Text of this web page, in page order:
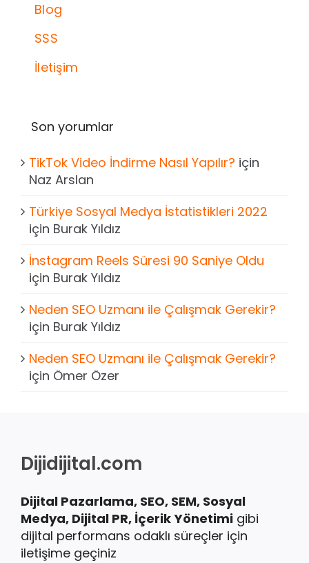
Blog
SSS
İletişim
Son yorumlar
TikTok Video İndirme Nasıl Yapılır? için
Naz Arslan
Türkiye Sosyal Medya İstatistikleri 2022
için Burak Yıldız
İnstagram Reels Süresi 90 Saniye Oldu
için Burak Yıldız
Neden SEO Uzmanı ile Çalışmak Gerekir?
için Burak Yıldız
Neden SEO Uzmanı ile Çalışmak Gerekir?
için Ömer Özer
Dijidijital.com
Dijital Pazarlama, SEO, SEM, Sosyal
Medya, Dijital PR, İçerik Yönetimi gibi
dijital performans odaklı süreçler için
iletişime geçiniz